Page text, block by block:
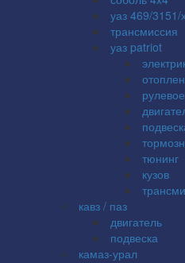
уаз 469/3151/
трансмиссия
уаз patriot
тюнинг
кузов
кавз / паз
двигатель
подвеска
камаз-урал